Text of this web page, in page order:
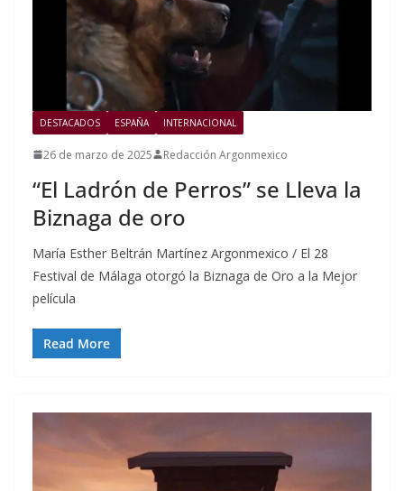
DESTACADOS ESPAÑA INTERNACIONAL
26 de marzo de 2025 Redacción Argonmexico
“El Ladrón de Perros” se Lleva la
Biznaga de oro
María Esther Beltrán Martínez Argonmexico / El 28
Festival de Málaga otorgó la Biznaga de Oro a la Mejor
película
Read More